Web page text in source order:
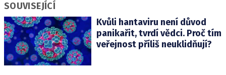
SOUVISEJÍCÍ
Kvůli hantaviru není důvod
panikařit, tvrdí vědci. Proč tím
veřejnost příliš neuklidňují?